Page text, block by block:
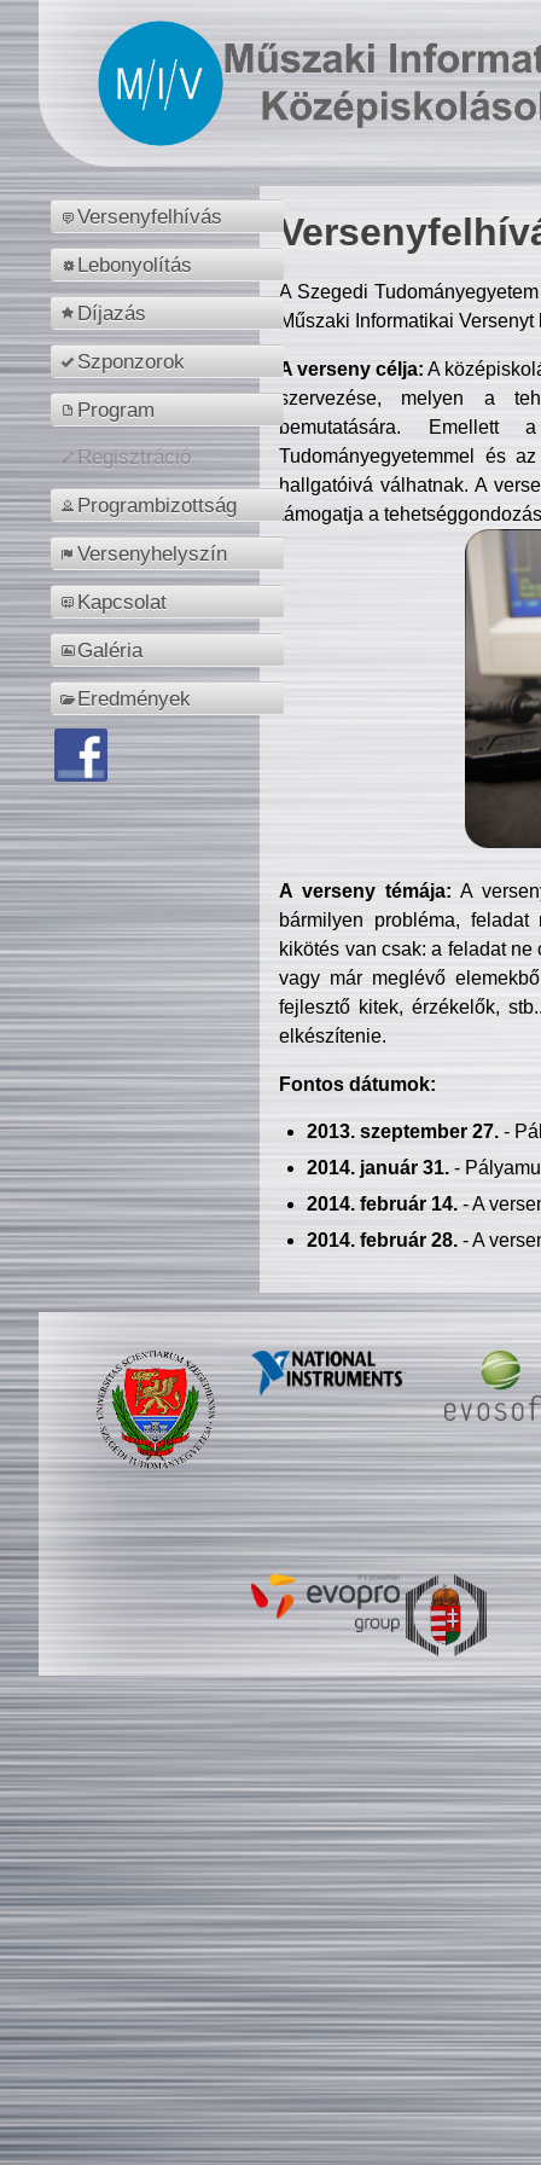
Versenyfelhívás
Lebonyolítás
Díjazás
Szponzorok
Program
Regisztráció
Programbizottság
Versenyhelyszín
Kapcsolat
Galéria
Eredmények
A Szegedi
Műszaki Informatikai
A verseny célja: A
szervezése, melyen a
bemutatására. Emellett
Tudományegyetemmel és
hallgatóivá válhatnak. A
támogatja a
A verseny témája: A
bármilyen probléma, feladat
kikötés van csak: a feladat
vagy már meglévő
fejlesztő kitek, érzékelők,
elkészítenie.
Fontos dátumok:
2013. szeptember 27.-
2014. január 31.-
2014. február 14.- A
2014. február 28.- A